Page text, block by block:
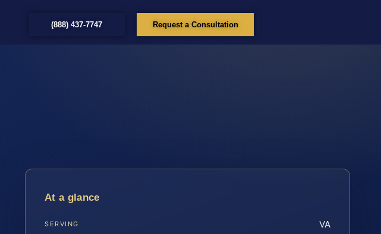
(888) 437-7747 Request a Consultation
At a glance
SERVING VA